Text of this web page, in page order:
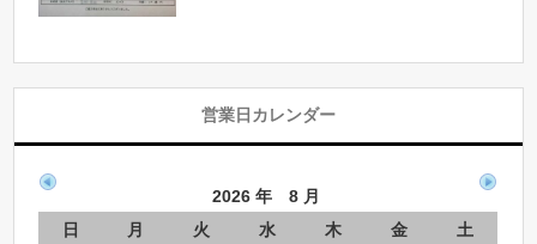
営業日カレンダー
2026 年 8 月
日
月 火 水 木 金
土